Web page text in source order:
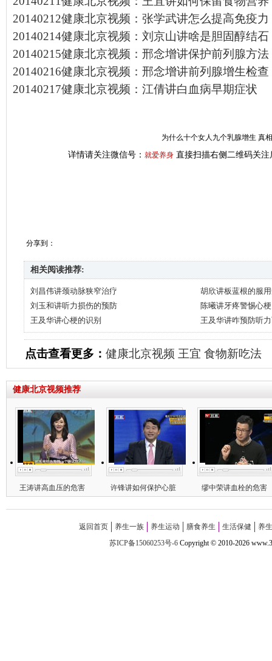
20140212健康北京视频：张学武讲怎么提高免疫力
20140214健康北京视频：刘京山讲啥是胆固醇结石
20140215健康北京视频：邢念增讲保护前列腺方法
20140216健康北京视频：邢念增讲前列腺增生检查
20140217健康北京视频：江倩讲白血病早期症状
为什么十个女人九个乳腺增生 真
详情请关注微信号： 就爱养身 直接扫描右侧二维码关注
分享到：
相关阅读推荐:
刘昌伟讲颈动脉狭窄治疗
胡欣讲板蓝根的服
刘玉和讲听力损伤的预防
陈曦讲牙疼警惕心梗
王及华讲心梗的识别
王及华讲咋预防听
点击查看更多： 健康北京视频 王宜 食物新吃法
健康北京视频推荐
王涛讲高血压的危害 许锋讲如何保护心脏 缪中荣讲血栓的危害
返回首页 养生一族 养生运动 膳食养生 生活保健
养
苏ICP备15060253号-6Copyright©2010-2026